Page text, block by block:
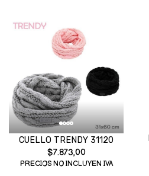
CUELLO TRENDY 31120
$7.873,00
PRECIOS NO INCLUYEN IVA